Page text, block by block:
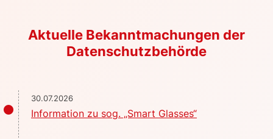
Aktuelle Bekanntmachungen der
Datenschutzbehörde
30.07.2026
Information zu sog. „Smart Glasses“